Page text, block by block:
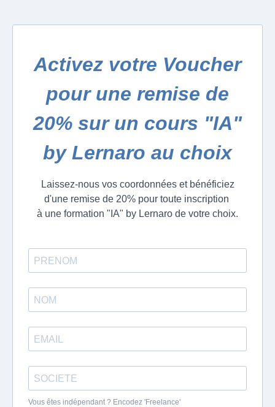
Activez votre Voucher
pour une remise de
20% sur un cours "IA"
by Lernaro au choix
Laissez-nous vos coordonnées et bénéficiez
d'une remise de 20% pour toute inscription
à une formation "IA" by Lernaro de votre choix.
Vous êtes indépendant ? Encodez 'Freelance'